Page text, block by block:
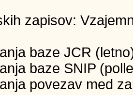
zapisov:
baze JCR
baze SNIP
povezav med